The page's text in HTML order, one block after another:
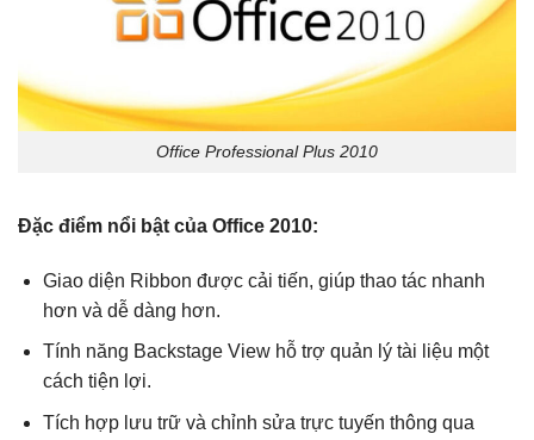
Office Professional Plus 2010
Đặc điểm nổi bật của Office 2010:
Giao diện Ribbon được cải tiến, giúp thao tác nhanh
hơn và dễ dàng hơn.
Tính năng Backstage View hỗ trợ quản lý tài liệu một
cách tiện lợi.
Tích hợp lưu trữ và chỉnh sửa trực tuyến thông qua